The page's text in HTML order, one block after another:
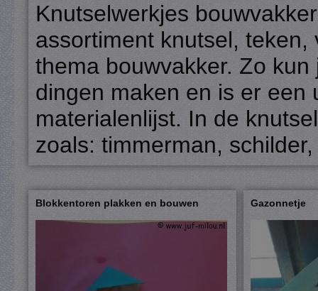
Knutselwerkjes
assortiment knutsel,
thema bouwvakker. Zo
dingen maken en is er een
materialenlijst. In de
zoals: timmerman,
Blokkentoren plakken en bouwen Gazonnetje